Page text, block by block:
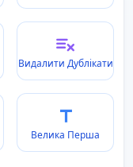
Видалити Дублікати
Велика Перша